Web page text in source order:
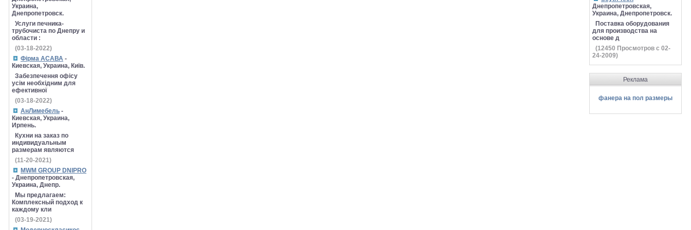
Украина,
Днепропетровск.
Услуги печника-
трубочиста по Днепру и
области :
(03-18-2022)
Фірма АСАВА -
Киевская, Украина, Київ.
Забезпечення офісу
усім необхідним для
ефективної
(03-18-2022)
АнЛимебель -
Киевская, Украина,
Ирпень.
Кухни на заказ по
индивидуальным
размерам являются
(11-20-2021)
MWM GROUP DNIPRO
- Днепропетровская,
Украина, Днепр.
Мы предлагаем:
Комплексный подход к
каждому кли
(03-19-2021)
Днепропетровская,
Украина, Днепропетровск.
Поставка оборудования
для производства на
основе д
(12450 Просмотров с 02-
24-2009)
Реклама
фанера на пол размеры